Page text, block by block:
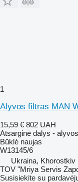
1
Alyvos filtras MAN
15,59 € 802 UAH
Atsarginė dalys -
Būklė naujas
W13145/6
Ukraina, Khorostkiv
TOV "Mriya Servis
Susisiekite su